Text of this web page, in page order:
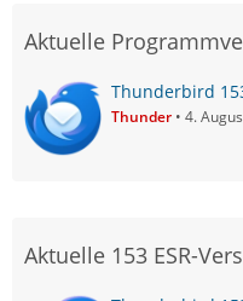
Aktuelle
Thunderbird
Thunder 4.
Aktuelle 153 ESR-